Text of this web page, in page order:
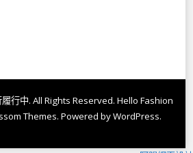
行中. All Rights Reserved. Hello Fashion
Themes. Powered byWordPress.